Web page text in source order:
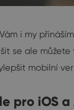
i my
se ale
mobilní
pro iOS